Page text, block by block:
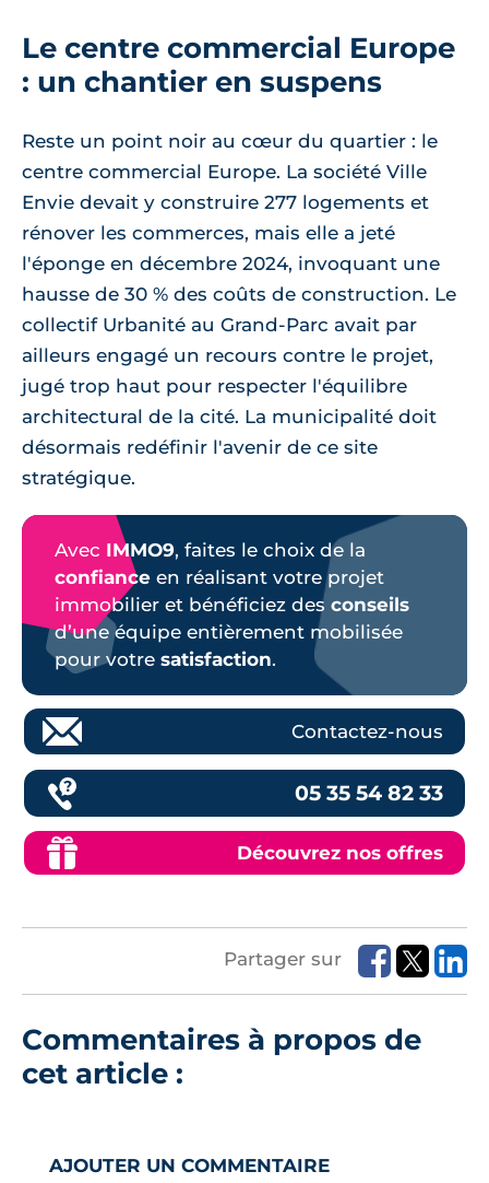
Le centre commercial Europe
: un chantier en suspens
Reste un point noir au cœur du quartier : le
centre commercial Europe. La société Ville
Envie devait y construire 277 logements et
rénover les commerces, mais elle a jeté
l'éponge en décembre 2024, invoquant une
hausse de 30 % des coûts de construction. Le
collectif Urbanité au Grand-Parc avait par
ailleurs engagé un recours contre le projet,
jugé trop haut pour respecter l'équilibre
architectural de la cité. La municipalité doit
désormais redéfinir l'avenir de ce site
stratégique.
Avec IMMO9, faites le choix de la
confiance en réalisant votre projet
immobilier et bénéficiez des conseils
d’une équipe entièrement mobilisée
pour votre satisfaction.
Contactez-nous
05 35 54 82 33
Découvrez nos offres
Partager sur
Commentaires à propos de
cet article :
AJOUTER UN COMMENTAIRE